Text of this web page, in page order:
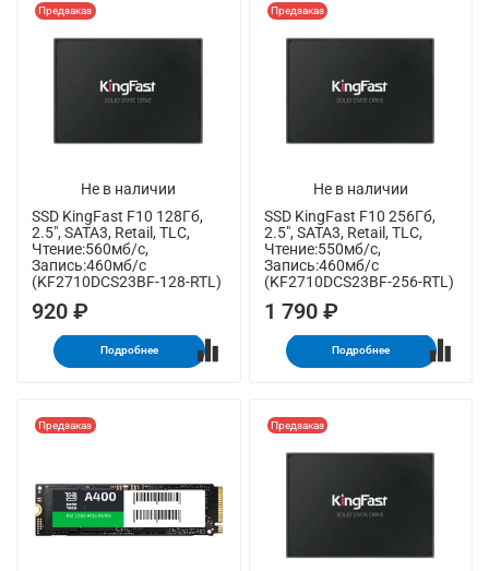
Не в наличии
Предзаказ
SSD KingFast F10 128Гб,
2.5", SATA3, Retail, TLC,
Чтение:560мб/с,
Запись:460мб/с
(KF2710DCS23BF-128-RTL)
920 ₽
Подробнее
Не в наличии
Предзаказ
SSD KingFast F10 256Гб,
2.5", SATA3, Retail, TLC,
Чтение:550мб/с,
Запись:460мб/с
(KF2710DCS23BF-256-RTL)
1 790 ₽
Подробнее
Предзаказ Предзаказ